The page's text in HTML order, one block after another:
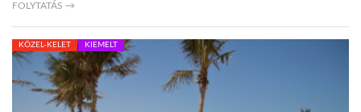
FOLYTATÁS →
KÖZEL-KELET KIEMELT